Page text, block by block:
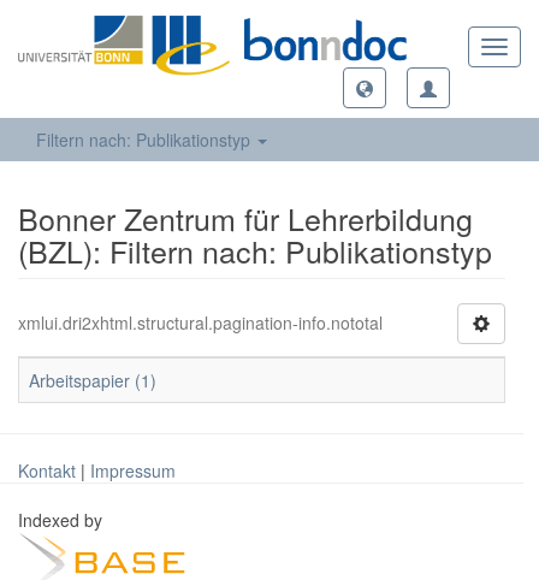
Filtern nach: Publikationstyp
Bonner Zentrum für Lehrerbildung
(BZL): Filtern nach: Publikationstyp
xmlui.dri2xhtml.structural.pagination-info.nototal
Arbeitspapier (1)
Kontakt | Impressum
Indexed by